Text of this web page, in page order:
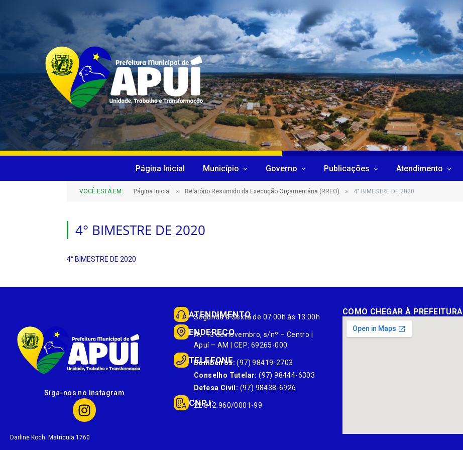
Página Inicial Município Governo Publicações Atendimento
VOCÊ ESTÁ EM: Página Inicial » Relatório Resumido da Execução Orçamentária (RREO) » 4° BIMESTRE DE 2020
4° BIMESTRE DE 2020
4° BIMESTRE DE 2020
Siga-nos no Instagram
Darline Koch. Matrícula 1760
ATENDIMENTO
Segunda à Sexta de 07:00h às 13:00h
ENDEREÇO
Av. 13 de novembro, s/nº – Centro |
Apuí – AM | CEP: 69265-000
TELEFONE
Bombeiros: (97) 98419-2703
Conselho Tutelar: (97) 98444-6303
Defesa Civil: (97) 98438-6926
CNPJ:
22.812.960/0001-99
COMO CHEGAR À PREFEITURA